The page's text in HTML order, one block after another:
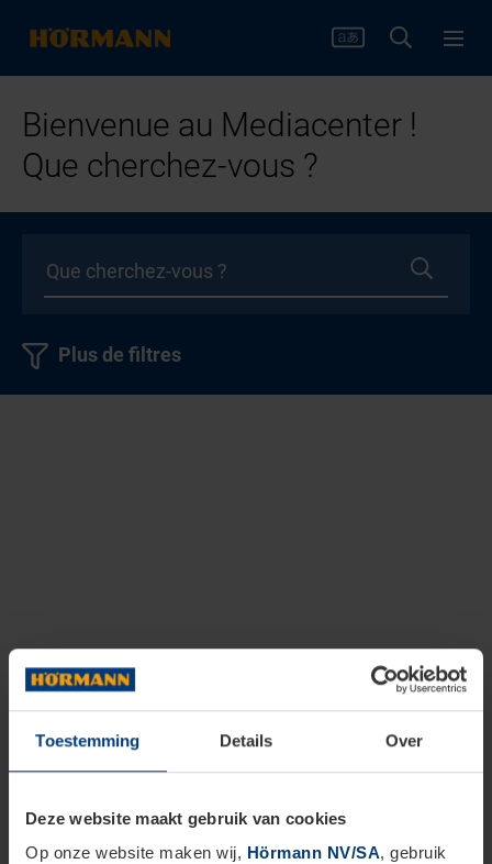
Toestemming Details Over
Deze website maakt gebruik van cookies
Op onze website maken wij, Hörmann NV/SA, gebruik
Bienvenue au Mediacenter !
Que cherchez-vous ?
Plus de filtres